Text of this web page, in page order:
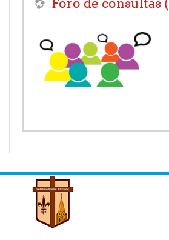
Foro de consultas